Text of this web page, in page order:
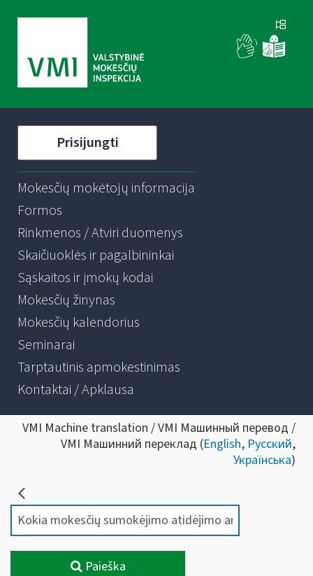
Prisijungti
Mokesčių mokėtojų informacija
Formos
Rinkmenos / Atviri duomenys
Skaičiuoklės ir pagalbininkai
Sąskaitos ir įmokų kodai
Mokesčių žinynas
Mokesčių kalendorius
Seminarai
Tarptautinis apmokestinimas
Kontaktai / Apklausa
VMI Machine translation / VMI Машинный перевод /
VMI Машинний переклад (English, Русский,
Українська)
Paieška